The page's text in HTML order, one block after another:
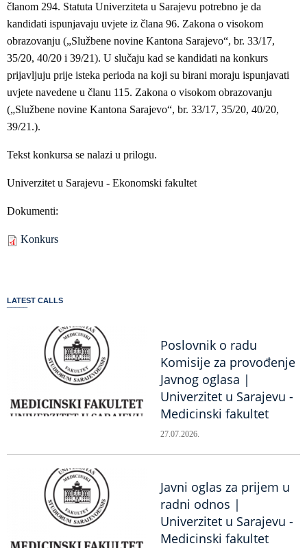
članom 294. Statuta Univerziteta u Sarajevu potrebno je da
kandidati ispunjavaju uvjete iz člana 96. Zakona o visokom
obrazovanju („Službene novine Kantona Sarajevo“, br. 33/17,
35/20, 40/20 i 39/21). U slučaju kad se kandidati na konkurs
prijavljuju prije isteka perioda na koji su birani moraju ispunjavati
uvjete navedene u članu 115. Zakona o visokom obrazovanju
(„Službene novine Kantona Sarajevo“, br. 33/17, 35/20, 40/20,
39/21.).
Tekst konkursa se nalazi u prilogu.
Univerzitet u Sarajevu - Ekonomski fakultet
Dokumenti:
Konkurs
LATEST CALLS
Poslovnik o radu
Komisije za provođenje
Javnog oglasa |
Univerzitet u Sarajevu -
Medicinski fakultet
27.07.2026.
Javni oglas za prijem u
radni odnos |
Univerzitet u Sarajevu -
Medicinski fakultet